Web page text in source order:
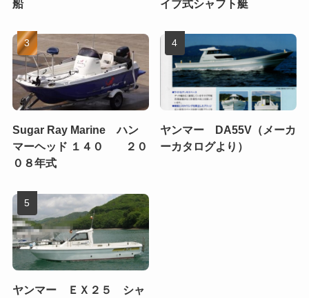
船 イブ式シャフト艇
Sugar Ray Marine ハン
マーヘッド １４０ ２０
０８年式
ヤンマー DA55V（メーカ
ーカタログより）
ヤンマー ＥＸ２５ シャ